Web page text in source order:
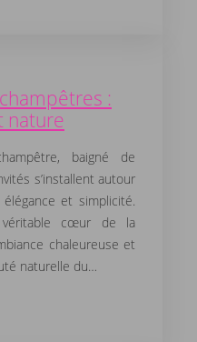
:
nature
baigné de
s’installent autour
et simplicité.
cœur de la
chaleureuse et
naturelle du…